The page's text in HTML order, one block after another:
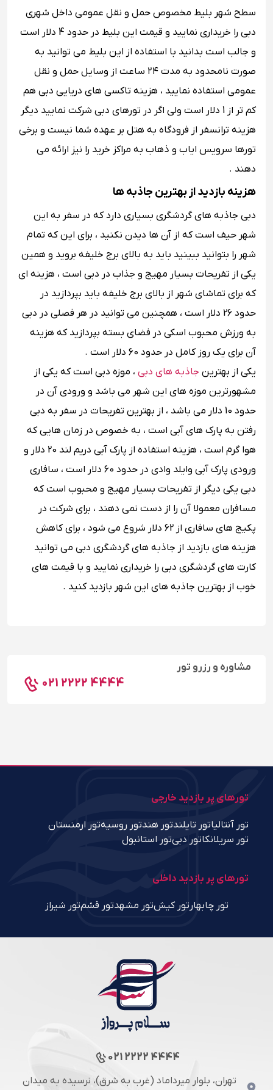
سطح شهر بلیط مخصوص حمل‌ و نقل عمومی داخل شهری
دبی را خریداری نمایید و قیمت این بلیط در حدود 4 دلار است
و جالب است بدانید با استفاده از این بلیط می توانید به
صورت نامحدود به مدت ۲۴ ساعت از وسایل حمل ‌و ‌نقل
عمومی استفاده نمایید ، هزینه تاکسی های دریایی دبی هم
کم تر از 1 دلار است ولی اگر در تورهای دبی شرکت نمایید دیگر
هزینه ترانسفر از فرودگاه به هتل بر عهده شما نیست و برخی
تورها سرویس ایاب و ذهاب به مراکز خرید را نیز ارائه می
دهند .
هزینه بازدید از بهترین جاذبه ‌ها
دبی جاذبه های گردشگری بسیاری دارد که در سفر به این
شهر حیف است که از آن ها دیدن نکنید ، برای این که تمام
شهر را بتوانید ببینید باید به بالای برج خلیفه بروید و همین
یکی از تفریحات بسیار مهیج و جذاب در دبی است ، هزینه ای
که برای تماشای شهر از بالای برج خلیفه باید بپردازید در
حدود 26 دلار است ، همچنین می توانید در هر فصلی در دبی
به ورزش محبوب اسکی در فضای بسته بپردازید که هزینه
آن برای یک روز کامل در حدود 60 دلار است .
یکی از بهترین جاذبه های دبی ، موزه دبی است که یکی از
مشهورترین موزه ‌های این شهر می باشد و ورودی آن در
حدود 10 دلار می باشد ، از بهترین تفریحات در سفر به دبی
رفتن به پارک‌ های آبی است ، به خصوص در زمان هایی که
هوا گرم است ، هزینه استفاده از پارک آبی دریم لند 20 دلار و
ورودی پارک آبی وایلد وادی در حدود 60 دلار است ، سافاری
دبی یکی دیگر از تفریحات بسیار مهیج و محبوب است که
مسافران معمولا آن را از دست نمی دهند ، برای شرکت در
پکیج ‌های سافاری از 62 دلار شروع می شود ، برای کاهش
هزینه های بازدید از جاذبه های گردشگری دبی می توانید
کارت ‌های گردشگری دبی را خریداری نمایید و با قیمت های
خوب از بهترین جاذبه های این شهر بازدید کنید .
مشاوره و رزرو تور
021 2222 4444
تورهای پر بازدید خارجی
تور آنتالیاتور تایلندتور هندتور روسیهتور ارمنستان
تور سریلانکاتور دبیتور استانبول
تورهای پر بازدید داخلی
تور چابهار تور کیشتور مشهدتور قشمتور شیراز
021 2222 4444
تهران، بلوار میرداماد (غرب به شرق)، نرسیده به میدان